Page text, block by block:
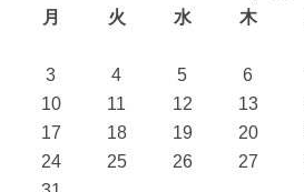
月
火 水 木
3
4 5 6
10
11 12 13
17
18 19 20
24
25 26 27